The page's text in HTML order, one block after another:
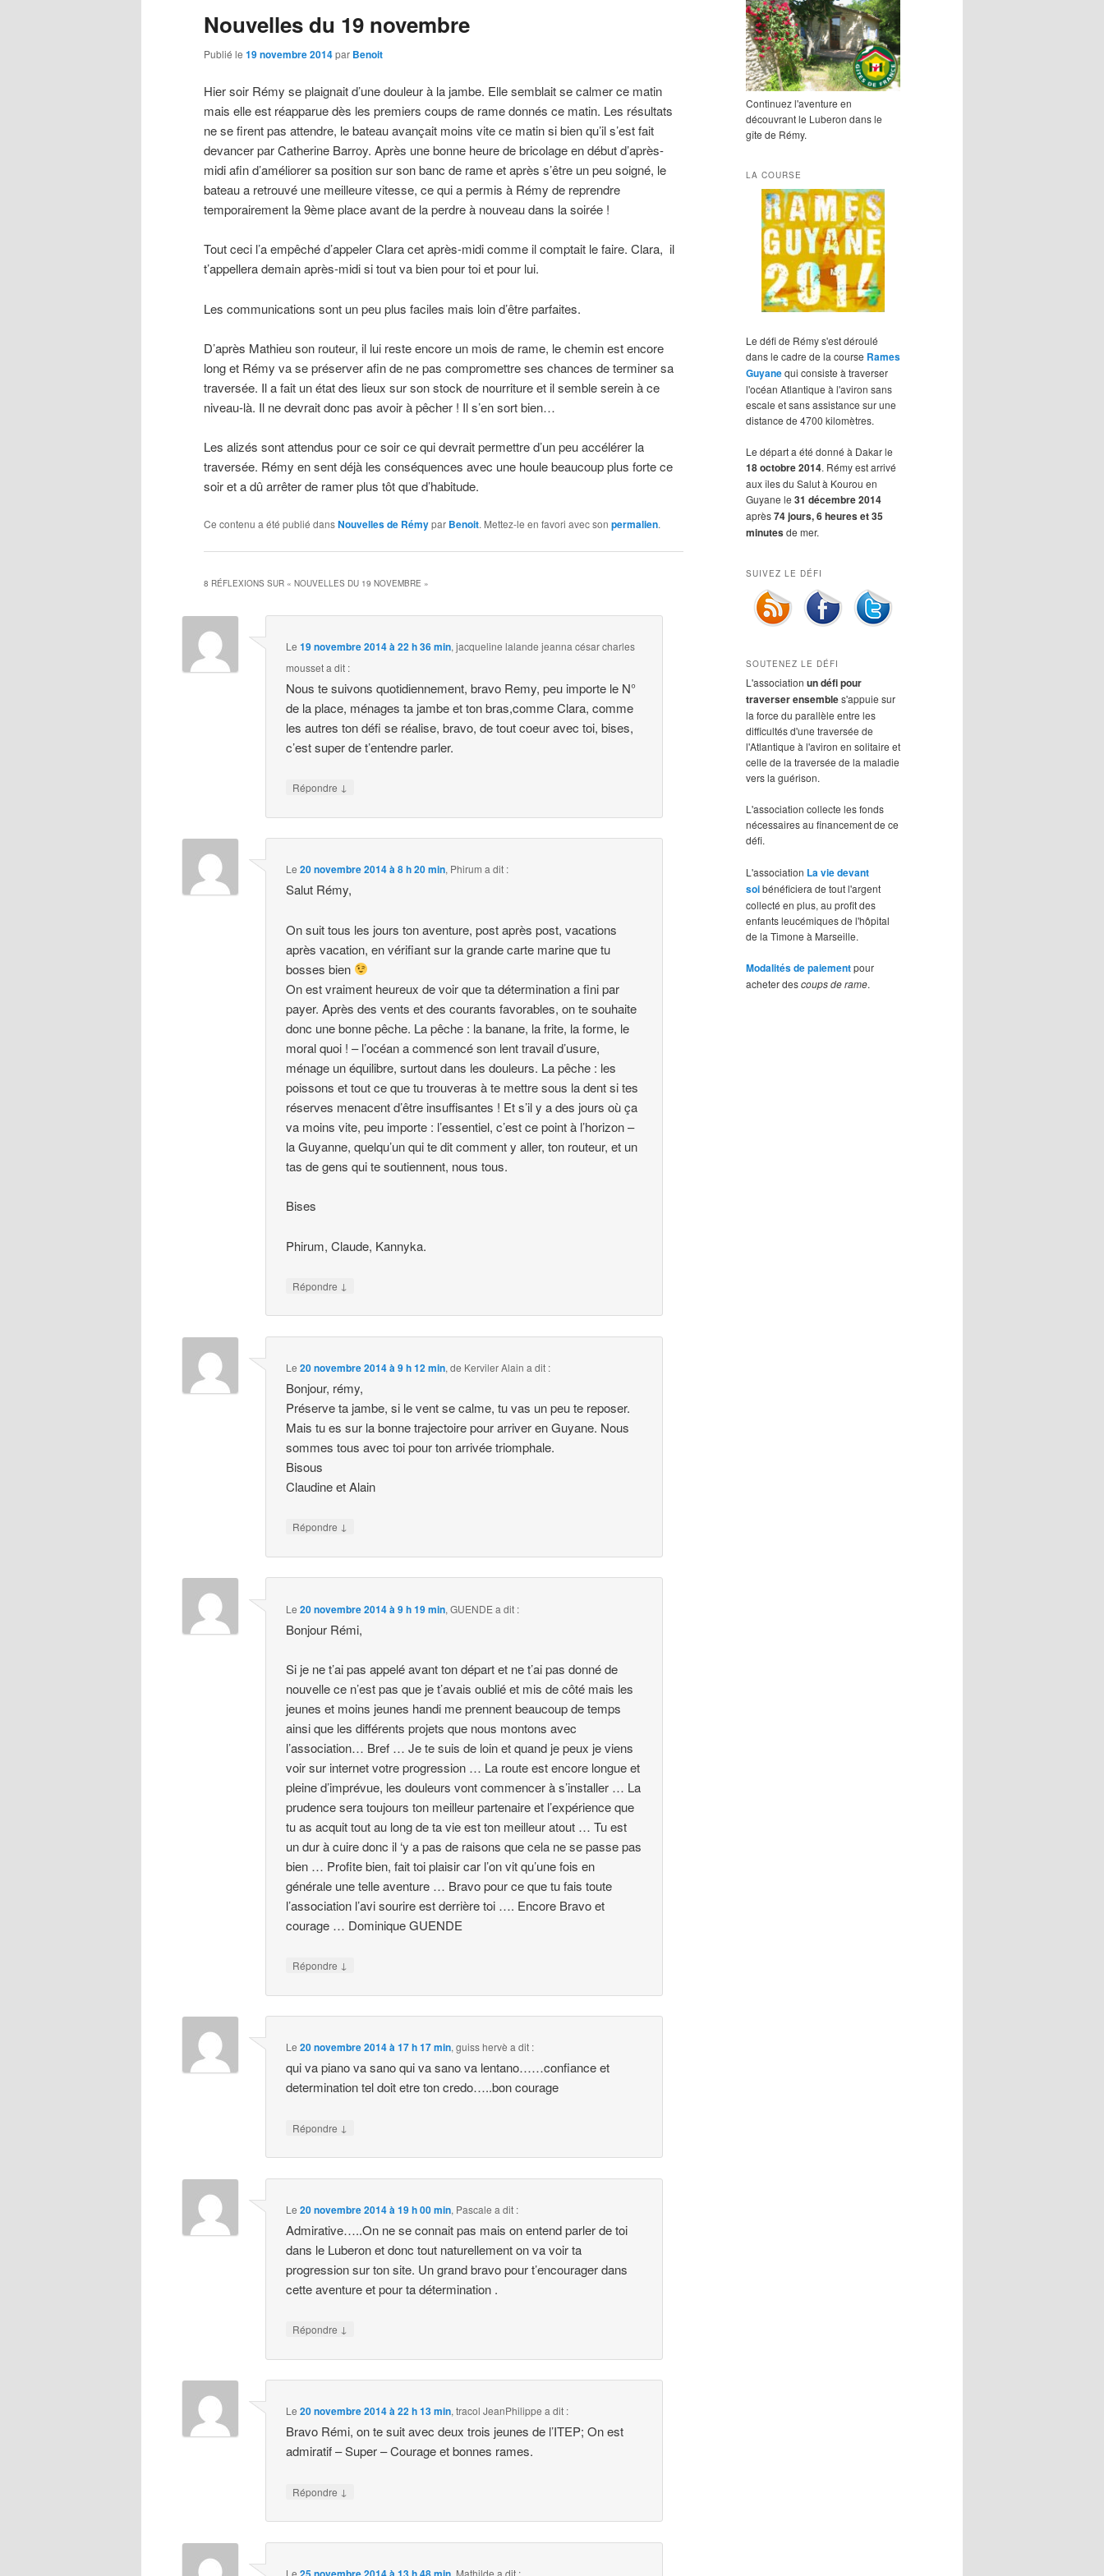
principal
secondaire
Nouvelles du 19 novembre
Publié le 19 novembre 2014par Benoit
Hier soir Rémy se plaignait d’une douleur à la jambe. Elle semblait se calmer ce matin
mais elle est réapparue dès les premiers coups de rame donnés ce matin. Les résultats
ne se firent pas attendre, le bateau avançait moins vite ce matin si bien qu’il s’est fait
devancer par Catherine Barroy. Après une bonne heure de bricolage en début d’après-
midi afin d’améliorer sa position sur son banc de rame et après s’être un peu soigné, le
bateau a retrouvé une meilleure vitesse, ce qui a permis à Rémy de reprendre
temporairement la 9ème place avant de la perdre à nouveau dans la soirée !
Tout ceci l’a empêché d’appeler Clara cet après-midi comme il comptait le faire. Clara, il
t’appellera demain après-midi si tout va bien pour toi et pour lui.
Les communications sont un peu plus faciles mais loin d’être parfaites.
D’après Mathieu son routeur, il lui reste encore un mois de rame, le chemin est encore
long et Rémy va se préserver afin de ne pas compromettre ses chances de terminer sa
traversée. Il a fait un état des lieux sur son stock de nourriture et il semble serein à ce
niveau-là. Il ne devrait donc pas avoir à pêcher ! Il s’en sort bien…
Les alizés sont attendus pour ce soir ce qui devrait permettre d’un peu accélérer la
traversée. Rémy en sent déjà les conséquences avec une houle beaucoup plus forte ce
soir et a dû arrêter de ramer plus tôt que d’habitude.
Ce contenu a été publié dansNouvelles de Rémypar Benoit. Mettez-le en favori avec son permalien.
8 RÉFLEXIONS SUR « NOUVELLES DU 19 NOVEMBRE »
Le19 novembre 2014 à 22 h 36 min,jacqueline lalande jeanna césar charles
mousseta dit :
Nous te suivons quotidiennement, bravo Remy, peu importe le N°
de la place, ménages ta jambe et ton bras,comme Clara, comme
les autres ton défi se réalise, bravo, de tout coeur avec toi, bises,
c’est super de t’entendre parler.
Répondre ↓
Le20 novembre 2014 à 8 h 20 min, Phirum a dit :
Salut Rémy,
On suit tous les jours ton aventure, post après post, vacations
après vacation, en vérifiant sur la grande carte marine que tu
bosses bien
On est vraiment heureux de voir que ta détermination a fini par
payer. Après des vents et des courants favorables, on te souhaite
donc une bonne pêche. La pêche : la banane, la frite, la forme, le
moral quoi ! – l’océan a commencé son lent travail d’usure,
ménage un équilibre, surtout dans les douleurs. La pêche : les
poissons et tout ce que tu trouveras à te mettre sous la dent si tes
réserves menacent d’être insuffisantes ! Et s’il y a des jours où ça
va moins vite, peu importe : l’essentiel, c’est ce point à l’horizon –
la Guyanne, quelqu’un qui te dit comment y aller, ton routeur, et un
tas de gens qui te soutiennent, nous tous.
Bises
Phirum, Claude, Kannyka.
Répondre ↓
Le20 novembre 2014 à 9 h 12 min,de Kerviler Alain a dit :
Bonjour, rémy,
Préserve ta jambe, si le vent se calme, tu vas un peu te reposer.
Mais tu es sur la bonne trajectoire pour arriver en Guyane. Nous
sommes tous avec toi pour ton arrivée triomphale.
Bisous
Claudine et Alain
Répondre ↓
Le20 novembre 2014 à 9 h 19 min,GUENDE a dit :
Bonjour Rémi,
Si je ne t’ai pas appelé avant ton départ et ne t’ai pas donné de
nouvelle ce n’est pas que je t’avais oublié et mis de côté mais les
jeunes et moins jeunes handi me prennent beaucoup de temps
ainsi que les différents projets que nous montons avec
l’association… Bref … Je te suis de loin et quand je peux je viens
voir sur internet votre progression … La route est encore longue et
pleine d’imprévue, les douleurs vont commencer à s’installer … La
prudence sera toujours ton meilleur partenaire et l’expérience que
tu as acquit tout au long de ta vie est ton meilleur atout … Tu est
un dur à cuire donc il ‘y a pas de raisons que cela ne se passe pas
bien … Profite bien, fait toi plaisir car l’on vit qu’une fois en
générale une telle aventure … Bravo pour ce que tu fais toute
l’association l’avi sourire est derrière toi …. Encore Bravo et
courage … Dominique GUENDE
Répondre ↓
Le20 novembre 2014 à 17 h 17 min,guiss hervè a dit :
qui va piano va sano qui va sano va lentano……confiance et
determination tel doit etre ton credo…..bon courage
Répondre ↓
Le20 novembre 2014 à 19 h 00 min, Pascale a dit :
Admirative…..On ne se connait pas mais on entend parler de toi
dans le Luberon et donc tout naturellement on va voir ta
progression sur ton site. Un grand bravo pour t’encourager dans
cette aventure et pour ta détermination .
Répondre ↓
Le20 novembre 2014 à 22 h 13 min,tracol JeanPhilippe a dit :
Bravo Rémi, on te suit avec deux trois jeunes de l’ITEP; On est
admiratif – Super – Courage et bonnes rames.
Répondre ↓
Le Mathilde a dit :
Continuez l'aventure en
découvrant le Luberon dans le
gîte de Rémy.
LA COURSE
Le défi de Rémy s'est déroulé
dans le cadre de la course Rames
Guyanequi consiste à traverser
l'océan Atlantique à l'aviron sans
escale et sans assistance sur une
distance de 4700 kilomètres.
Le départ a été donné à Dakar le
18 octobre 2014. Rémy est arrivé
aux îles du Salut à Kourou en
Guyane le 31 décembre 2014
après74 jours, 6 heures et 35
minutesde mer.
SUIVEZ LE DÉFI
SOUTENEZ LE DÉFI
L'association un défi pour
traverser ensembles'appuie sur
la force du parallèle entre les
difficultés d'une traversée de
l'Atlantique à l'aviron en solitaire et
celle de la traversée de la maladie
vers la guérison.
L'association collecte les fonds
nécessaires au financement de ce
défi.
L'association La vie devant
soibénéficiera de tout l'argent
collecté en plus, au profit des
enfants leucémiques de l'hôpital
de la Timone à Marseille.
Modalités de paiementpour
acheter descoups de rame.